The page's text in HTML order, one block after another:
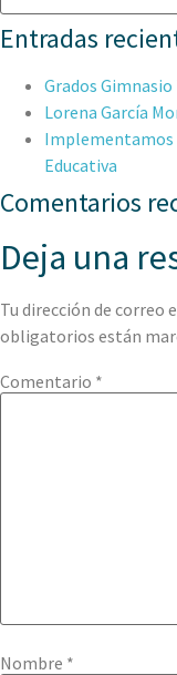
Entradas
Grados Gimnasio
Lorena García
Implementamos
Educativa
Comentarios
Deja una
Tu dirección de correo
obligatorios están
Comentario *
Nombre *